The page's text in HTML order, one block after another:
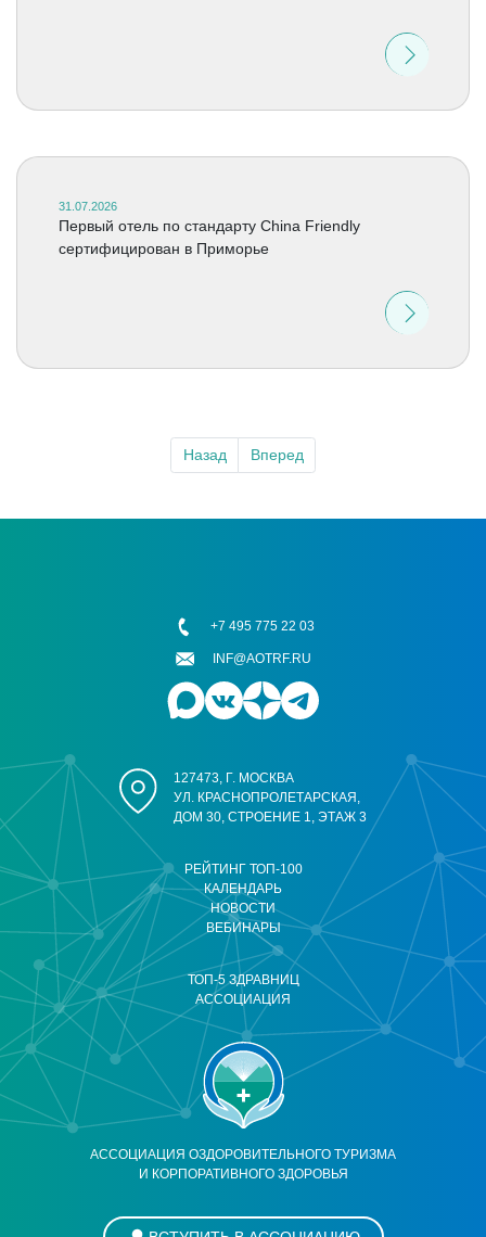
31.07.2026
Первый отель по стандарту China Friendly
сертифицирован в Приморье
Назад Вперед
АССОЦИАЦИЯ ОЗДОРОВИТЕЛЬНОГО ТУРИЗМА
И КОРПОРАТИВНОГО ЗДОРОВЬЯ
РЕЙТИНГ ТОП-100
КАЛЕНДАРЬ
НОВОСТИ
ВЕБИНАРЫ
ТОП-5 ЗДРАВНИЦ
АССОЦИАЦИЯ
127473, Г. МОСКВА
УЛ. КРАСНОПРОЛЕТАРСКАЯ,
ДОМ 30, СТРОЕНИЕ 1, ЭТАЖ 3
+7 495 775 22 03
INF@AOTRF.RU